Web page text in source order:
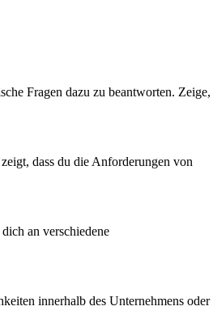
Fragen dazu zu beantworten. Zeige,
dass du die Anforderungen von
an verschiedene
innerhalb des Unternehmens oder